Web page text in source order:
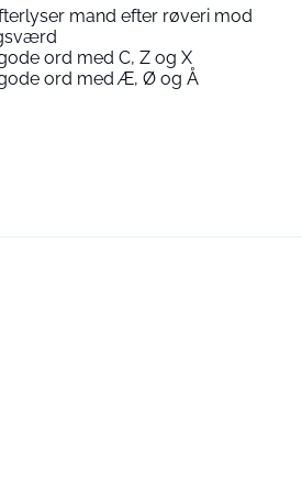
mand efter røveri mod
ord med C, Z og X
ord med Æ, Ø og Å